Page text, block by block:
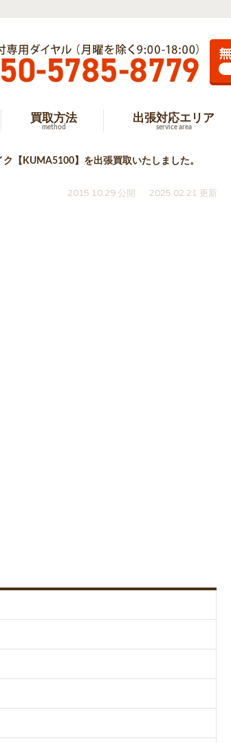
買取方法
method
出張対応エリア
service area
【KUMA5100】を出張買取いたしました。
2015.10.29 公開
2025.02.21 更新